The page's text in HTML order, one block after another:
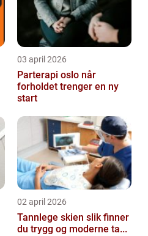
03 april 2026
Parterapi oslo når
forholdet trenger en ny
start
02 april 2026
Tannlege skien slik finner
du trygg og moderne ta...